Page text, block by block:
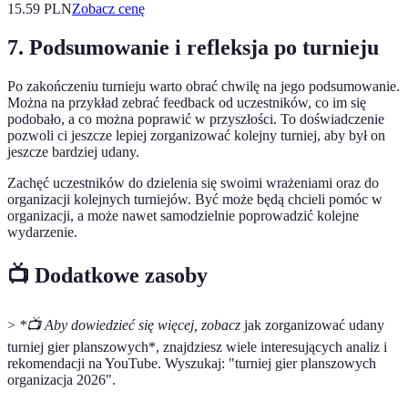
15.59 PLNZobacz cenę
7. Podsumowanie i refleksja po turnieju
Po zakończeniu turnieju warto obrać chwilę na jego podsumowanie.
Można na przykład zebrać feedback od uczestników, co im się
podobało, a co można poprawić w przyszłości. To doświadczenie
pozwoli ci jeszcze lepiej zorganizować kolejny turniej, aby był on
jeszcze bardziej udany.
Zachęć uczestników do dzielenia się swoimi wrażeniami oraz do
organizacji kolejnych turniejów. Być może będą chcieli pomóc w
organizacji, a może nawet samodzielnie poprowadzić kolejne
wydarzenie.
📺 Dodatkowe zasoby
> *📺 Aby dowiedzieć się więcej, zobacz jak zorganizować udany
turniej gier planszowych*, znajdziesz wiele interesujących analiz i
rekomendacji na YouTube. Wyszukaj: "turniej gier planszowych
organizacja 2026".